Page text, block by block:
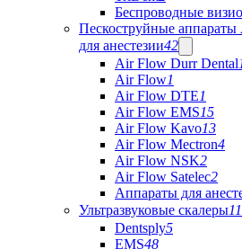
Беспроводные
Пескоструйные
для анестезии42
Air Flow Durr Dental
Air Flow1
Air Flow DTE1
Air Flow EMS15
Air Flow Kavo13
Air Flow Mectron4
Air Flow NSK2
Air Flow Satelec2
Аппараты для
Ультразвуковые скалеры
Dentsply5
EMS48